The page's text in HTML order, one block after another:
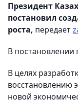
Президент
постановил
роста, передает
В постановлении
В целях
восстановлению
новой